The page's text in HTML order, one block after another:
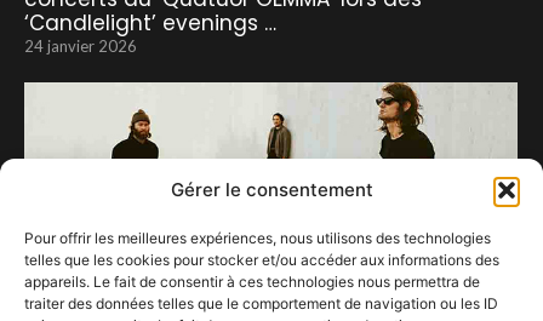
Gérer le consentement
Pour offrir les meilleures expériences, nous utilisons des technologies
telles que les cookies pour stocker et/ou accéder aux informations des
appareils. Le fait de consentir à ces technologies nous permettra de
traiter des données telles que le comportement de navigation ou les ID
‘Candlelight’ evenings …
24 janvier 2026